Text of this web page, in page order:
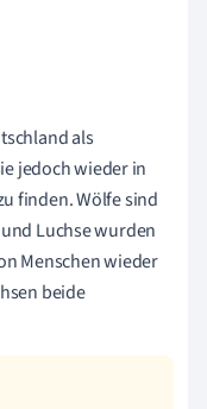
als
jedoch wieder in
finden. Wölfe sind
Luchse wurden
Menschen wieder
beide